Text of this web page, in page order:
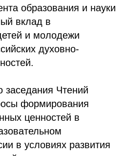
образования и науки
вклад в
и молодежи
духовно-
заседания Чтений
формирования
ценностей в
в условиях развития